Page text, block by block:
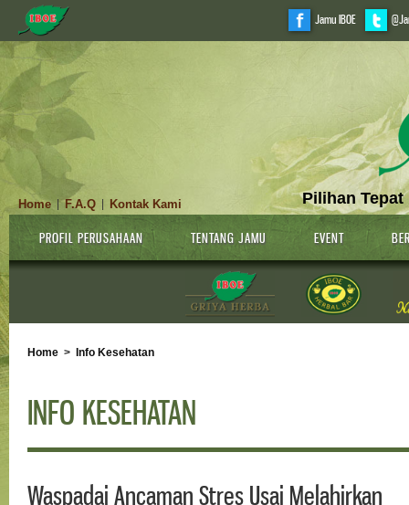
Jamu IBOE
Pilihan Tepat
Home |F.A.Q Kontak Kami
PROFIL PERUSAHAAN TENTANG JAMU EVENT
Home > Info Kesehatan
INFO KESEHATAN
Waspadai Ancaman Stres Usai Melahirkan